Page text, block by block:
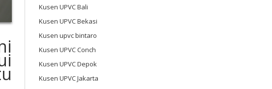
Kusen UPVC Bali
Kusen UPVC Bekasi
Kusen upvc bintaro
Kusen UPVC Conch
Kusen UPVC Depok
Kusen UPVC Jakarta